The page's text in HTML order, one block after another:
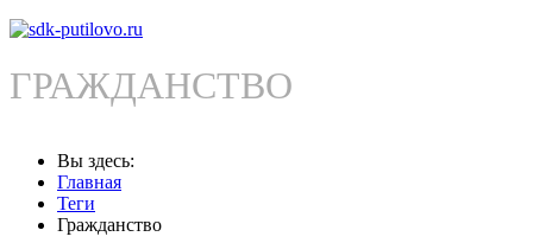
ГРАЖДАНСТВО
Вы здесь:
Главная
Теги
Гражданство